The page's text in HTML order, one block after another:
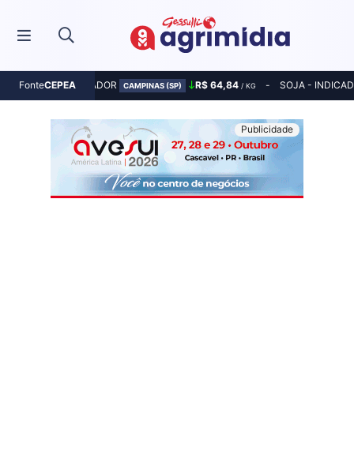
FonteCEPEA
MILHO - INDICADOR CAMPINAS (SP) R$ 64,84 / KG SOJA -